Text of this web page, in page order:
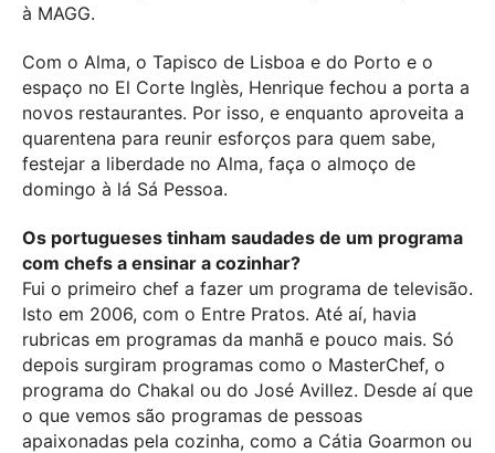
à MAGG.
Com o Alma, o Tapisco de Lisboa e do Porto e o
espaço no El Corte Inglès, Henrique fechou a porta a
novos restaurantes. Por isso, e enquanto aproveita a
quarentena para reunir esforços para quem sabe,
festejar a liberdade no Alma, faça o almoço de
domingo à lá Sá Pessoa.
Os portugueses tinham saudades de um programa
com chefs a ensinar a cozinhar?
Fui o primeiro chef a fazer um programa de televisão.
Isto em 2006, com o Entre Pratos. Até aí, havia
rubricas em programas da manhã e pouco mais. Só
depois surgiram programas como o MasterChef, o
programa do Chakal ou do José Avillez. Desde aí que
o que vemos são programas de pessoas
apaixonadas pela cozinha, como a Cátia Goarmon ou